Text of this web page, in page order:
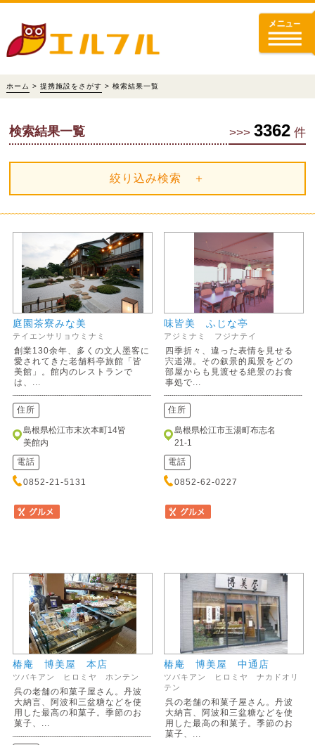
ホーム > 提携施設をさがす > 検索結果一覧
>>> 3362 件
検索結果一覧
絞り込み検索 ＋
庭園茶寮みな美
テイエンサリョウミナミ
創業130余年、多くの文人墨客に
愛されてきた老舗料亭旅館「皆
美館」。館内のレストランで
は、...
住所
島根県松江市末次本町14皆
美館内
電話
0852-21-5131
味皆美 ふじな亭
アジミナミ フジナテイ
四季折々、違った表情を見せる
宍道湖。その叙景的風景をどの
部屋からも見渡せる絶景のお食
事処で...
住所
島根県松江市玉湯町布志名
21-1
電話
0852-62-0227
椿庵 博美屋 本店
ツバキアン ヒロミヤ ホンテン
呉の老舗の和菓子屋さん。丹波
大納言、阿波和三盆糖などを使
用した最高の和菓子。季節のお
菓子、...
椿庵 博美屋 中通店
ツバキアン ヒロミヤ ナカドオリ
テン
呉の老舗の和菓子屋さん。丹波
大納言、阿波和三盆糖などを使
用した最高の和菓子。季節のお
菓子、...